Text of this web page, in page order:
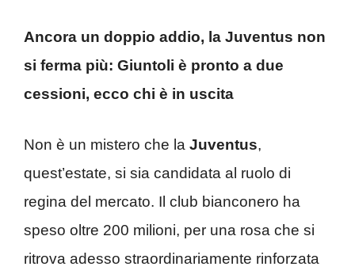
Ancora un doppio addio, la Juventus non
si ferma più: Giuntoli è pronto a due
cessioni, ecco chi è in uscita
Non è un mistero che la Juventus,
quest’estate, si sia candidata al ruolo di
regina del mercato. Il club bianconero ha
speso oltre 200 milioni, per una rosa che si
ritrova adesso straordinariamente rinforzata